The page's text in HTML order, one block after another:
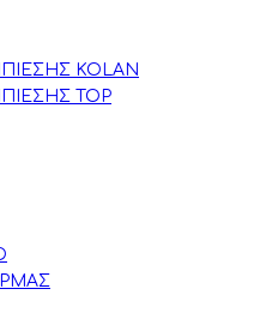
KOLAN
TOP